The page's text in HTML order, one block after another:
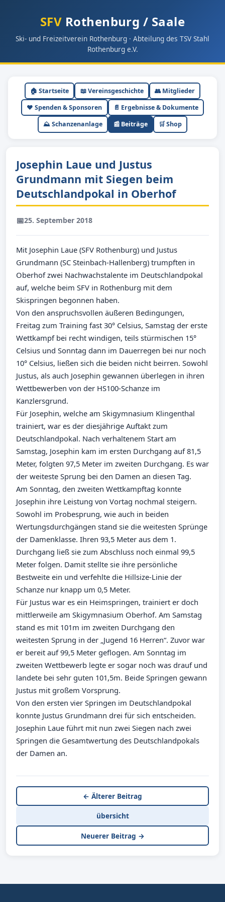
SFV Rothenburg / Saale
Ski- und Freizeitverein Rothenburg · Abteilung des TSV Stahl
Rothenburg e.V.
🏠 Startseite 📖 Vereinsgeschichte
👥 Mitglieder
❤️ Spenden & Sponsoren
📄 Ergebnisse & Dokumente
⛰ Schanzenanlage
📰 Beiträge 🛒 Shop
Josephin Laue und Justus
Grundmann mit Siegen beim
Deutschlandpokal in Oberhof
📅25. September 2018
Mit Josephin Laue (SFV Rothenburg) und Justus
Grundmann (SC Steinbach-Hallenberg) trumpften in
Oberhof zwei Nachwachstalente im Deutschlandpokal
auf, welche beim SFV in Rothenburg mit dem
Skispringen begonnen haben.
Von den anspruchsvollen äußeren Bedingungen,
Freitag zum Training fast 30° Celsius, Samstag der erste
Wettkampf bei recht windigen, teils stürmischen 15°
Celsius und Sonntag dann im Dauerregen bei nur noch
10° Celsius, ließen sich die beiden nicht beirren. Sowohl
Justus, als auch Josephin gewannen überlegen in ihren
Wettbewerben von der HS100-Schanze im
Kanzlersgrund.
Für Josephin, welche am Skigymnasium Klingenthal
trainiert, war es der diesjährige Auftakt zum
Deutschlandpokal. Nach verhaltenem Start am
Samstag, Josephin kam im ersten Durchgang auf 81,5
Meter, folgten 97,5 Meter im zweiten Durchgang. Es war
der weiteste Sprung bei den Damen an diesen Tag.
Am Sonntag, den zweiten Wettkampftag konnte
Josephin ihre Leistung von Vortag nochmal steigern.
Sowohl im Probesprung, wie auch in beiden
Wertungsdurchgängen stand sie die weitesten Sprünge
der Damenklasse. Ihren 93,5 Meter aus dem 1.
Durchgang ließ sie zum Abschluss noch einmal 99,5
Meter folgen. Damit stellte sie ihre persönliche
Bestweite ein und verfehlte die Hillsize-Linie der
Schanze nur knapp um 0,5 Meter.
Für Justus war es ein Heimspringen, trainiert er doch
mittlerweile am Skigymnasium Oberhof. Am Samstag
stand es mit 101m im zweiten Durchgang den
weitesten Sprung in der „Jugend 16 Herren“. Zuvor war
er bereit auf 99,5 Meter geflogen. Am Sonntag im
zweiten Wettbewerb legte er sogar noch was drauf und
landete bei sehr guten 101,5m. Beide Springen gewann
Justus mit großem Vorsprung.
Von den ersten vier Springen im Deutschlandpokal
konnte Justus Grundmann drei für sich entscheiden.
Josephin Laue führt mit nun zwei Siegen nach zwei
Springen die Gesamtwertung des Deutschlandpokals
der Damen an.
← Älterer Beitrag
übersicht
Neuerer Beitrag →